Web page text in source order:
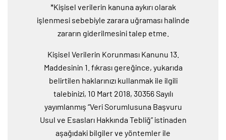
*Kişisel verilerin kanuna aykırı olarak
işlenmesi sebebiyle zarara uğraması halinde
zararın giderilmesini talep etme.
Kişisel Verilerin Korunması Kanunu 13.
Maddesinin 1. fıkrası gereğince, yukarıda
belirtilen haklarınızı kullanmak ile ilgili
talebinizi, 10 Mart 2018, 30356 Sayılı
yayımlanmış “Veri Sorumlusuna Başvuru
Usul ve Esasları Hakkında Tebliğ” istinaden
aşağıdaki bilgiler ve yöntemler ile